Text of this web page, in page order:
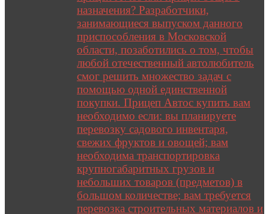
назначения? Разработчики,
занимающиеся выпуском данного
приспособления в Московской
области, позаботились о том, чтобы
любой отечественный автолюбитель
смог решить множество задач с
помощью одной единственной
покупки. Прицеп Автос купить вам
необходимо если: вы планируете
перевозку садового инвентаря,
свежих фруктов и овощей; вам
необходима транспортировка
крупногабаритных грузов и
небольших товаров (предметов) в
большом количестве; вам требуется
перевозка строительных материалов и